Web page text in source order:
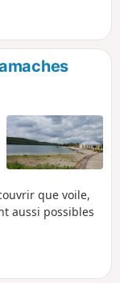
que voile,
aussi possibles